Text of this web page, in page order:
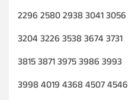
2296 2580 2938 3041 3056
3204 3226 3538 3674 3731
3815 3871 3975 3986 3993
3998 4019 4368 4507 4546